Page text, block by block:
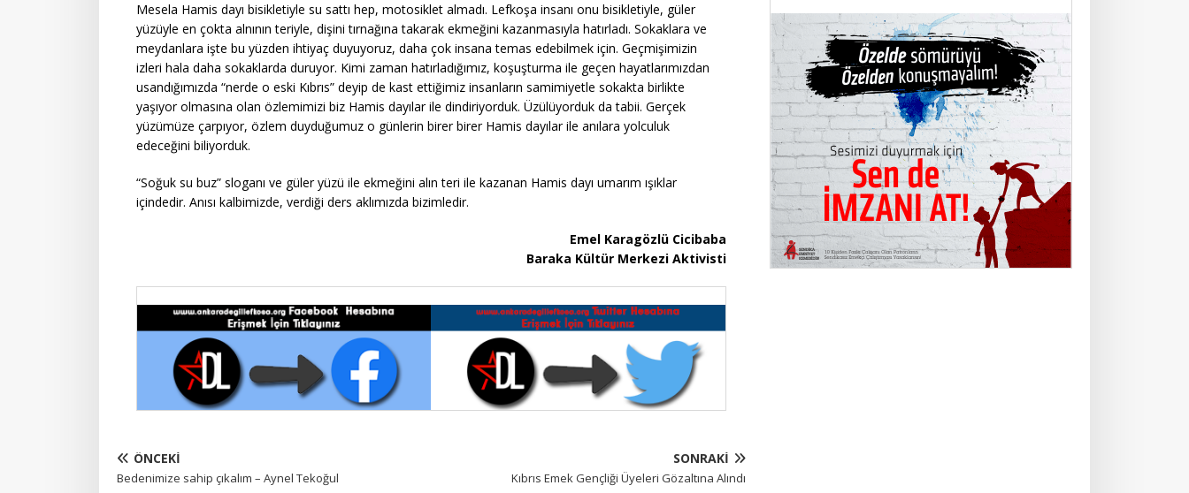
Mesela Hamis dayı bisikletiyle su sattı hep, motosiklet almadı. Lefkoşa insanı onu bisikletiyle, güler
yüzüyle en çokta alnının teriyle, dişini tırnağına takarak ekmeğini kazanmasıyla hatırladı. Sokaklara ve
meydanlara işte bu yüzden ihtiyaç duyuyoruz, daha çok insana temas edebilmek için. Geçmişimizin
izleri hala daha sokaklarda duruyor. Kimi zaman hatırladığımız, koşuşturma ile geçen hayatlarımızdan
usandığımızda “nerde o eski Kıbrıs” deyip de kast ettiğimiz insanların samimiyetle sokakta birlikte
yaşıyor olmasına olan özlemimizi biz Hamis dayılar ile dindiriyorduk. Üzülüyorduk da tabii. Gerçek
yüzümüze çarpıyor, özlem duyduğumuz o günlerin birer birer Hamis dayılar ile anılara yolculuk
edeceğini biliyorduk.
“Soğuk su buz” sloganı ve güler yüzü ile ekmeğini alın teri ile kazanan Hamis dayı umarım ışıklar
içindedir. Anısı kalbimizde, verdiği ders aklımızda bizimledir.
Emel Karagözlü Cicibaba
Baraka Kültür Merkezi Aktivisti
ÖNCEKI
Bedenimize sahip çıkalım – Aynel Tekoğul
SONRAKI
Kıbrıs Emek Gençliği Üyeleri Gözaltına Alındı